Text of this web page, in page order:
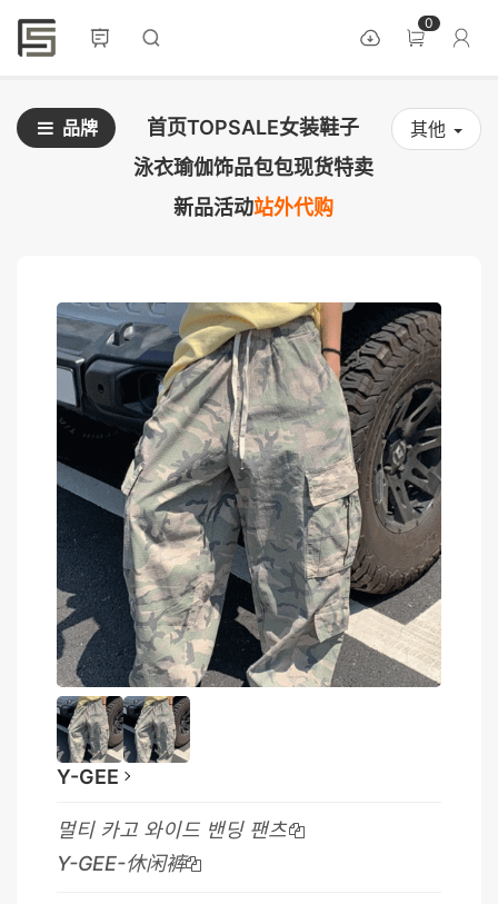
0
品牌 首页TOPSALE女装鞋子
泳衣瑜伽饰品包包现货特卖
新品活动站外代购
其他
Y-GEE
멀티 카고 와이드 밴딩 팬츠
Y-GEE-休闲裤